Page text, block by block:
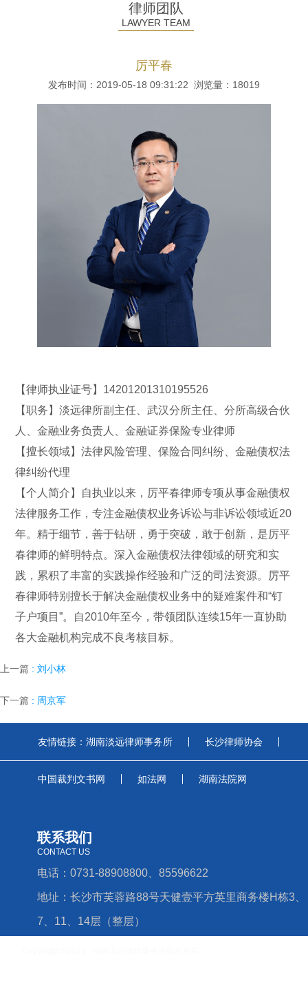
律师团队
LAWYER TEAM
厉平春
发布时间：2019-05-18 09:31:22 浏览量： 18019
【律师执业证号】14201201310195526
【职务】淡远律所副主任、武汉分所主任、分所高级合伙
人、金融业务负责人、金融证券保险专业律师
【擅长领域】法律风险管理、保险合同纠纷、金融债权法
律纠纷代理
【个人简介】自执业以来，厉平春律师专项从事金融债权
法律服务工作，专注金融债权业务诉讼与非诉讼领域近20
年。精于细节，善于钻研，勇于突破，敢于创新，是厉平
春律师的鲜明特点。深入金融债权法律领域的研究和实
践，累积了丰富的实践操作经验和广泛的司法资源。厉平
春律师特别擅长于解决金融债权业务中的疑难案件和“钉
子户项目”。自2010年至今，带领团队连续15年一直协助
各大金融机构完成不良考核目标。
上一篇 : 刘小林
下一篇 : 周京军
友情链接： 湖南淡远律师事务所 长沙律师协会
中国裁判文书网 如法网 湖南法院网
联系我们
CONTACT US
电话：0731-88908800、85596622
地址：长沙市芙蓉路88号天健壹平方英里商务楼H栋3、
7、11、14层（整层）